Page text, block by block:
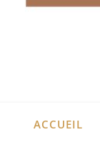
ACCUEIL